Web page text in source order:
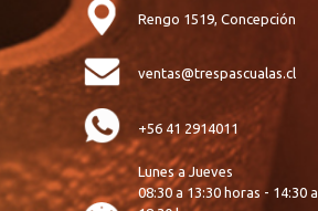
Rengo 1519, Concepción
ventas@trespascualas.cl
+56 41 2914011
Lunes a Jueves
08:30 a 13:30 horas - 14:30 a